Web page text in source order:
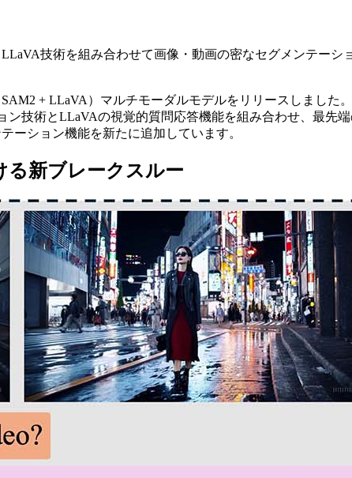
技術を組み合わせて画像・動画の密なセグメンテー
SAM2 + LLaVA）マルチモーダルモデルをリリースしまし
ン技術とLLaVAの視覚的質問応答機能を組み合わせ、最先
ーション機能を新たに追加しています。
る新ブレークスルー